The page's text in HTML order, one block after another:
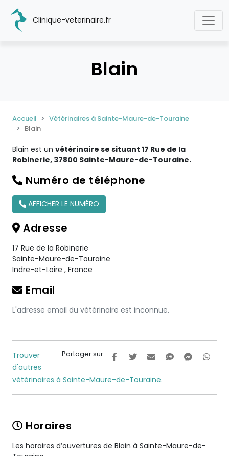
Clinique-veterinaire.fr
Blain
Accueil
Vétérinaires à Sainte-Maure-de-Touraine
Blain
Blain est un vétérinaire se situant 17 Rue de la
Robinerie, 37800 Sainte-Maure-de-Touraine.
Numéro de téléphone
AFFICHER LE NUMÉRO
Adresse
17 Rue de la Robinerie
Sainte-Maure-de-Touraine
Indre-et-Loire , France
Email
L'adresse email du vétérinaire est inconnue.
Partager sur :
Trouver
d'autres
vétérinaires à Sainte-Maure-de-Touraine.
Horaires
Les horaires d’ouvertures de Blain à Sainte-Maure-de-